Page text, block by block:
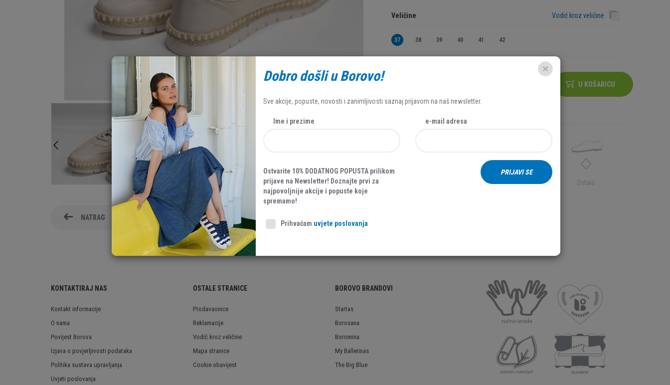
NATRAG
Veličine Vodič kroz veličine
37 38 39 40 41 42
U KOŠARICU
Tekstil Ostalo
KONTAKTIRAJ NAS
Kontakt informacije
O nama
Povijest Borova
Izjava o povjerljivosti podataka
Politika sustava upravljanja
Uvjeti poslovanja
OSTALE STRANICE
Prodavaonice
Reklamacije
Vodič kroz veličine
Mapa stranice
Cookie obavijest
BOROVO BRANDOVI
Startas
Borosana
Boromina
My Ballerinas
The Big Blue
Dobro došli u Borovo!
Sve akcije, popuste, novosti i zanimljivosti saznaj prijavom na naš newsletter.
Ime i prezime e-mail adresa
Ostvarite 10% DODATNOG POPUSTA prilikom
prijave na Newsletter! Doznajte prvi za
najpovoljnije akcije i popuste koje
spremamo!
Prihvaćam uvjete poslovanja
PRIJAVI SE